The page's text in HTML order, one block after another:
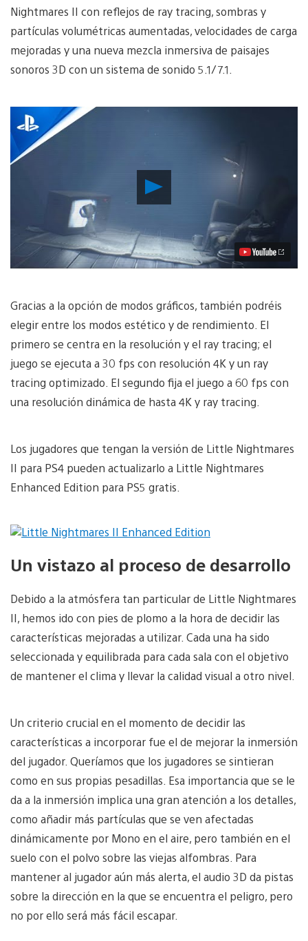
Nightmares II con reflejos de ray tracing, sombras y
partículas volumétricas aumentadas, velocidades de carga
mejoradas y una nueva mezcla inmersiva de paisajes
sonoros 3D con un sistema de sonido 5.1/7.1.
Reproducir
Gracias a la opción de modos gráficos, también podréis
elegir entre los modos estético y de rendimiento. El
primero se centra en la resolución y el ray tracing; el
juego se ejecuta a 30 fps con resolución 4K y un ray
tracing optimizado. El segundo fija el juego a 60 fps con
una resolución dinámica de hasta 4K y ray tracing.
Los jugadores que tengan la versión de Little Nightmares
II para PS4 pueden actualizarlo a Little Nightmares
Enhanced Edition para PS5 gratis.
Un vistazo al proceso de desarrollo
Debido a la atmósfera tan particular de Little Nightmares
II, hemos ido con pies de plomo a la hora de decidir las
características mejoradas a utilizar. Cada una ha sido
seleccionada y equilibrada para cada sala con el objetivo
de mantener el clima y llevar la calidad visual a otro nivel.
Un criterio crucial en el momento de decidir las
características a incorporar fue el de mejorar la inmersión
del jugador. Queríamos que los jugadores se sintieran
como en sus propias pesadillas. Esa importancia que se le
da a la inmersión implica una gran atención a los detalles,
como añadir más partículas que se ven afectadas
dinámicamente por Mono en el aire, pero también en el
suelo con el polvo sobre las viejas alfombras. Para
mantener al jugador aún más alerta, el audio 3D da pistas
sobre la dirección en la que se encuentra el peligro, pero
no por ello será más fácil escapar.